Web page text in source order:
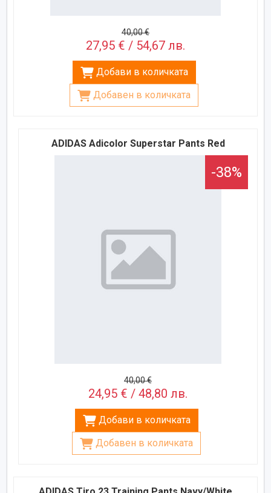
40,00 €
27,95 € / 54,67 лв.
Добави в количката
Добавен в количката
ADIDAS Adicolor Superstar Pants Red
-38%
40,00 €
24,95 € / 48,80 лв.
Добави в количката
Добавен в количката